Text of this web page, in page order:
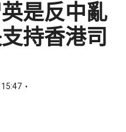
是反中亂
持香港司